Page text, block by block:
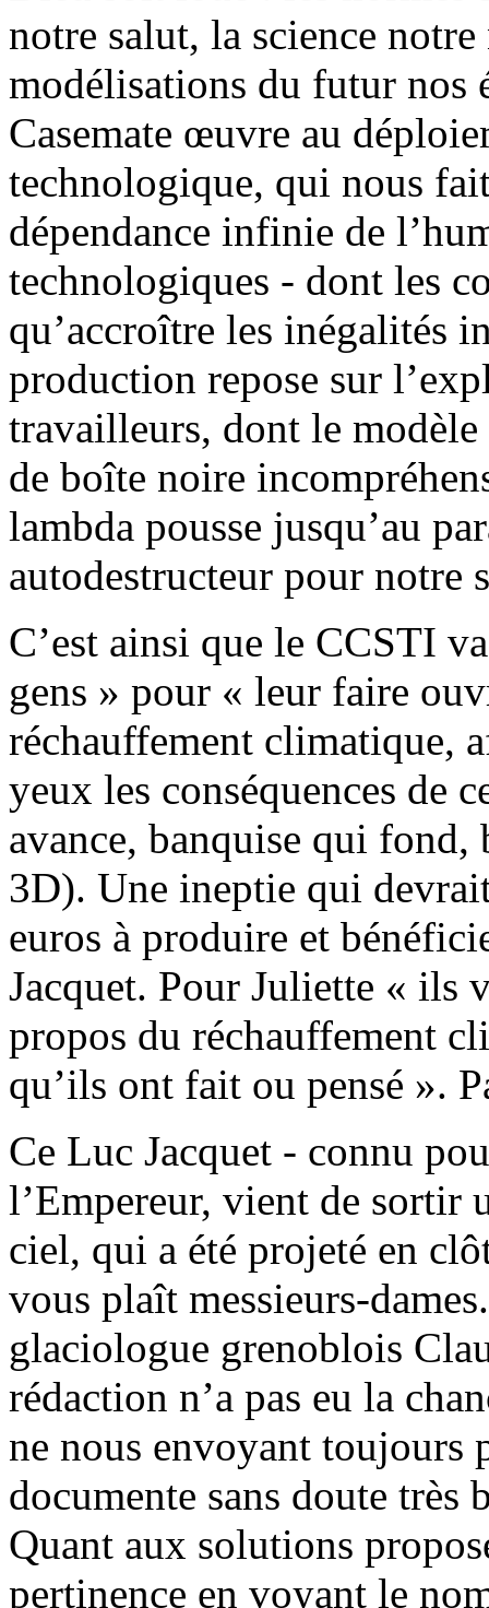
notre salut, la science
modélisations du futur nos
Casemate œuvre au
technologique, qui nous
dépendance infinie de
technologiques - dont les
qu’accroître les inégalités
production repose sur
travailleurs, dont le modèle
de boîte noire
lambda pousse jusqu’au
autodestructeur pour notre
C’est ainsi que le CCSTI
gens » pour « leur faire
réchauffement climatique,
yeux les conséquences de
avance, banquise qui
3D). Une ineptie qui
euros à produire et
Jacquet. Pour Juliette « ils
propos du réchauffement
qu’ils ont fait ou pensé ».
Ce Luc Jacquet - connu
l’Empereur, vient de sortir
ciel, qui a été projeté en
vous plaît messieurs-
glaciologue grenoblois
rédaction n’a pas eu la
ne nous envoyant toujours
documente sans doute
Quant aux solutions
pertinence en voyant le